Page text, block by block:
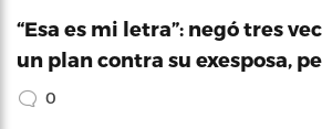
“Esa es mi letra”: negó tres
un plan contra su exesposa,
0